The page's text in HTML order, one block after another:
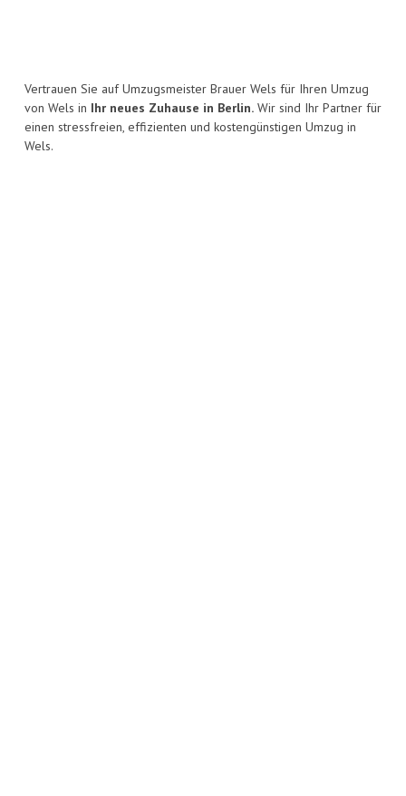
Vertrauen Sie auf Umzugsmeister Brauer Wels für Ihren Umzug
von Wels in Ihr neues Zuhause in Berlin. Wir sind Ihr Partner für
einen stressfreien, effizienten und kostengünstigen Umzug in
Wels.